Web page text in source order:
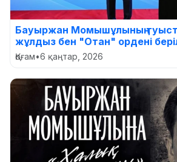
Бауыржан Момышұлының
жұлдыз бен "Отан" ордені
Қоғам•6 қаңтар, 2026